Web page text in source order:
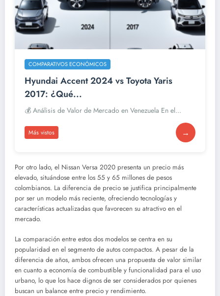
COMPARATIVOS ECONÓMICOS
Hyundai Accent 2024 vs Toyota Yaris
2017: ¿Qué...
💰 Análisis de Valor de Mercado en Venezuela En el...
Más vistos →
Por otro lado, el Nissan Versa 2020 presenta un precio más
elevado, situándose entre los 55 y 65 millones de pesos
colombianos. La diferencia de precio se justifica principalmente
por ser un modelo más reciente, ofreciendo tecnologías y
características actualizadas que favorecen su atractivo en el
mercado.
La comparación entre estos dos modelos se centra en su
popularidad en el segmento de autos compactos. A pesar de la
diferencia de años, ambos ofrecen una propuesta de valor similar
en cuanto a economía de combustible y funcionalidad para el uso
urbano, lo que los hace dignos de ser considerados por quienes
buscan un balance entre precio y rendimiento.